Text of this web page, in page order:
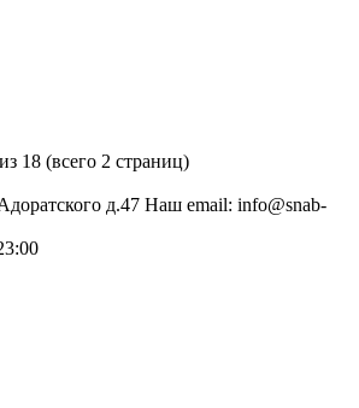
18 (всего 2 страниц)
д.47 Наш email: info@snab-